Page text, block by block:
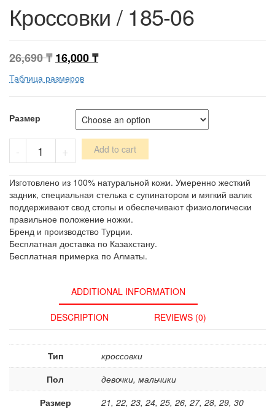
Кроссовки / 185-06
26,690₸ 16,000₸
Таблица размеров
Размер
-
06
quantity
+ Add to cart
Изготовлено из 100% натуральной кожи. Умеренно жесткий
задник, специальная стелька с супинатором и мягкий валик
поддерживают свод стопы и обеспечивают физиологически
правильное положение ножки.
Бренд и производство Турции.
Бесплатная доставка по Казахстану.
Бесплатная примерка по Алматы.
ADDITIONAL INFORMATION
DESCRIPTION REVIEWS (0)
Тип
кроссовки
Пол
девочки, мальчики
Размер
21, 22, 23, 24, 25, 26, 27, 28, 29, 30